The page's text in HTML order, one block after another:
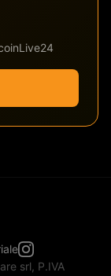
srl, P.IVA